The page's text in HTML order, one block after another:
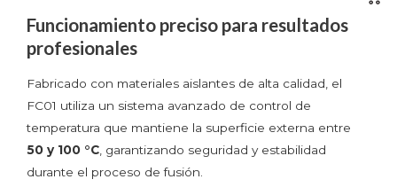
Funcionamiento preciso para resultados
profesionales
Fabricado con materiales aislantes de alta calidad, el
FC01 utiliza un sistema avanzado de control de
temperatura que mantiene la superficie externa entre
50 y 100 °C , garantizando seguridad y estabilidad
durante el proceso de fusión.